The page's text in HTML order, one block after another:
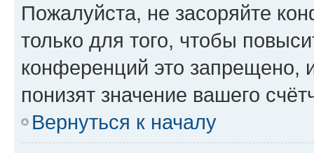
Пожалуйста, не засоряйте
только для того, чтобы
конференций это запрещено,
понизят значение вашего
Вернуться к началу